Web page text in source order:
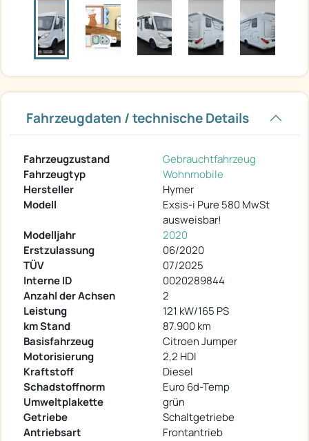
Fahrzeugdaten / technische Details
Fahrzeugzustand
Gebrauchtfahrzeug
Fahrzeugtyp
Wohnmobile
Hersteller
Hymer
Modell
Exsis-i Pure 580 MwSt
ausweisbar!
Modelljahr
2020
Erstzulassung
06/2020
TÜV
07/2025
Interne ID
0020289844
Anzahl der Achsen
2
Leistung
121 kW/165 PS
km Stand
87.900 km
Basisfahrzeug
Citroen Jumper
Motorisierung
2,2 HDI
Kraftstoff
Diesel
Schadstoffnorm
Euro 6d-Temp
Umweltplakette
grün
Getriebe
Schaltgetriebe
Antriebsart
Frontantrieb